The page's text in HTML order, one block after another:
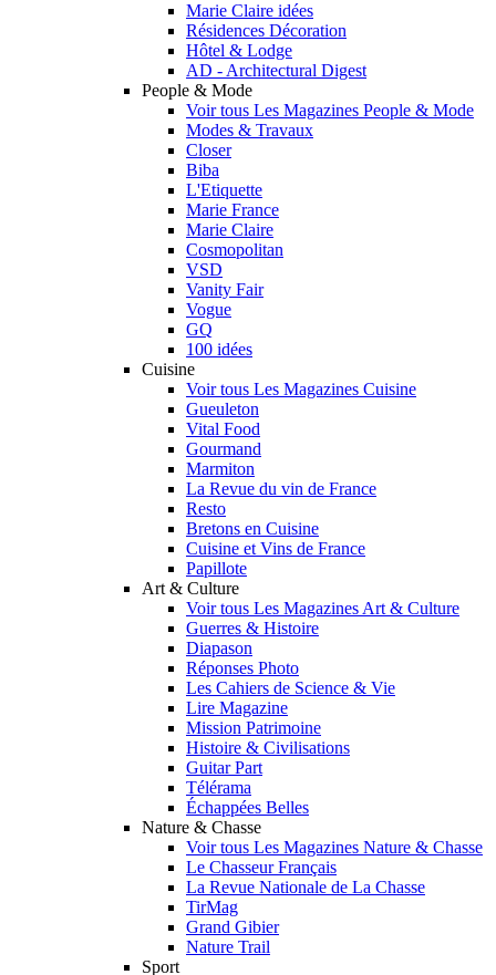
Marie Claire idées
Résidences Décoration
Hôtel & Lodge
AD - Architectural Digest
People & Mode
Voir tous Les Magazines People & Mode
Modes & Travaux
Closer
Biba
L'Etiquette
Marie France
Marie Claire
Cosmopolitan
VSD
Vanity Fair
Vogue
GQ
100 idées
Cuisine
Voir tous Les Magazines Cuisine
Gueuleton
Vital Food
Gourmand
Marmiton
La Revue du vin de France
Resto
Bretons en Cuisine
Cuisine et Vins de France
Papillote
Art & Culture
Voir tous Les Magazines Art & Culture
Guerres & Histoire
Diapason
Réponses Photo
Les Cahiers de Science & Vie
Lire Magazine
Mission Patrimoine
Histoire & Civilisations
Guitar Part
Télérama
Échappées Belles
Nature & Chasse
Voir tous Les Magazines Nature & Chasse
Le Chasseur Français
La Revue Nationale de La Chasse
TirMag
Grand Gibier
Nature Trail
Sport